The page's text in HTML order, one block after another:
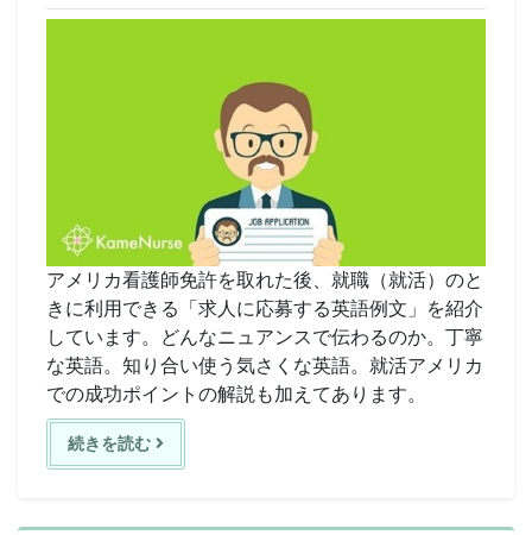
アメリカ看護師免許を取れた後、就職（就活）のと
きに利用できる「求人に応募する英語例文」を紹介
しています。どんなニュアンスで伝わるのか。丁寧
な英語。知り合い使う気さくな英語。就活アメリカ
での成功ポイントの解説も加えてあります。
続きを読む